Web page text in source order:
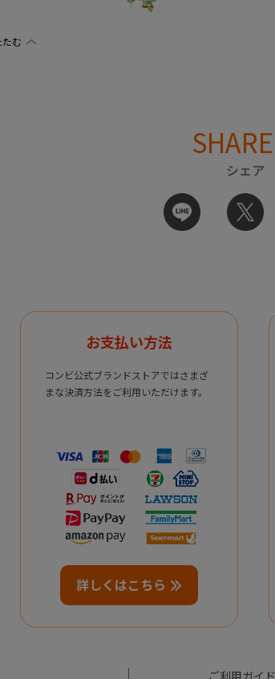
SHARE
シェア
お支払い方法
コンビ公式ブランドストアではさまざ
まな決済方法をご利用いただけます。
詳しくはこちら
ご利用ガイド